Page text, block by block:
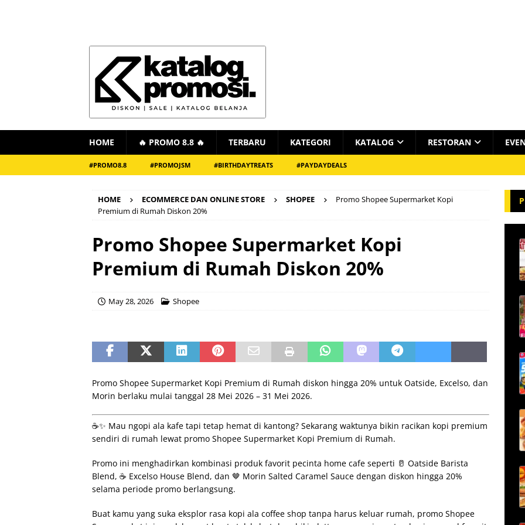
HOME 🔥 PROMO 8.8 🔥 TERBARU KATEGORI KATALOG RESTORAN
#PROMO8.8 #PROMOJSM #BIRTHDAYTREATS #PAYDAYDEALS
HOME ECOMMERCE DAN ONLINE STORE SHOPEE
Promo Shopee Supermarket Kopi
Premium di Rumah Diskon 20%
Promo Shopee Supermarket Kopi
Premium di Rumah Diskon 20%
May 28, 2026 Shopee
Promo Shopee Supermarket Kopi Premium di Rumah diskon hingga 20% untuk Oatside, Excelso, dan
Morin berlaku mulai tanggal 28 Mei 2026 – 31 Mei 2026.
☕️✨ Mau ngopi ala kafe tapi tetap hemat di kantong? Sekarang waktunya bikin racikan kopi premium
sendiri di rumah lewat promo Shopee Supermarket Kopi Premium di Rumah.
Promo ini menghadirkan kombinasi produk favorit pecinta home cafe seperti 🥛 Oatside Barista
Blend, ☕ Excelso House Blend, dan 🤎 Morin Salted Caramel Sauce dengan diskon hingga 20%
selama periode promo berlangsung.
Buat kamu yang suka eksplor rasa kopi ala coffee shop tanpa harus keluar rumah, promo Shopee